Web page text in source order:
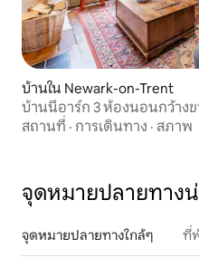
บ้านใน Newark-on-Trent
บ้านนีอาร์ก 3 ห้องนอนกว้าง
สถานที่ · การเดินทาง · สภาพ
จุดหมายปลายทางน่
จุดหมายปลายทางใกล้ๆ ที่